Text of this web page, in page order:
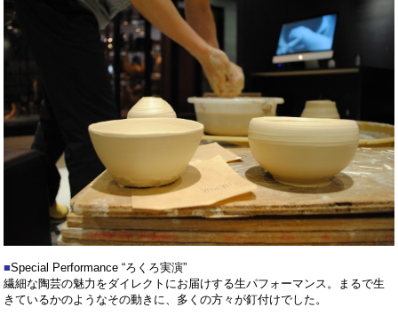
■Special Performance “ろくろ実演”
繊細な陶芸の魅力をダイレクトにお届けする生パフォーマンス。まるで生
きているかのようなその動きに、多くの方々が釘付けでした。